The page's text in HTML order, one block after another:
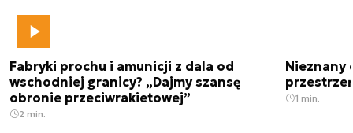
Fabryki prochu i amunicji z dala od
wschodniej granicy? „Dajmy szansę
obronie przeciwrakietowej”
2 min.
Nieznany
1 min.